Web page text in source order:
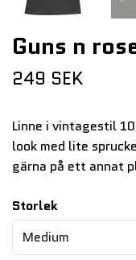
Guns n
249 SEK
Linne i vintagestil
look med lite
gärna på ett annat
Storlek
Medium